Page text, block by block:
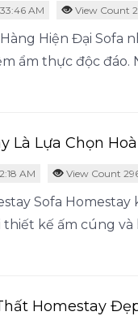
AM View Count
Hàng Hiện Đại
ẩm thực độc đáo.
Là Lựa Chọn
AM View Count
Sofa
thiết kế ấm cúng và
Homestay